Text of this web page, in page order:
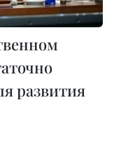
развития